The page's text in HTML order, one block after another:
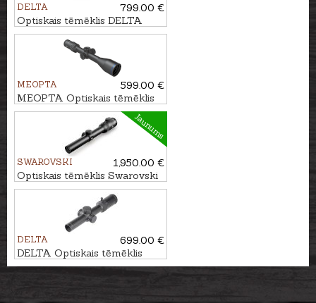
DELTA
799.00 €
Optiskais tēmēklis DELTA
Titanium HD 2.5-15x56 SF -
MEOPTA
599.00 €
MEOPTA Optiskais tēmēklis
MeoHunter R5 3-15x50 FFP
Jaunums
SWAROVSKI
1,950.00 €
Optiskais tēmēklis Swarovski
Z6i 1-6x24 L 4A-I
DELTA
699.00 €
DELTA Optiskais tēmēklis
Stryker HD 1-6x24 DSMR